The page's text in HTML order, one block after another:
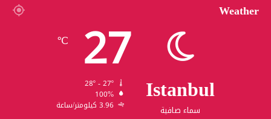
Weather
Istanbul
سماء صافية
27
℃
100%
3.96 كيلومتر/ساعة